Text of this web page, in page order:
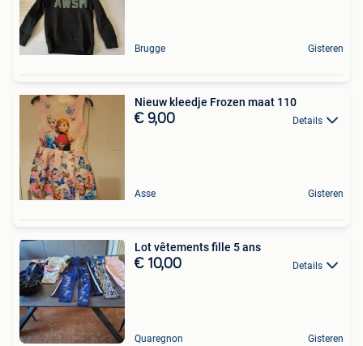
Brugge Gisteren
Nieuw kleedje Frozen maat 110
€ 9,00 Details
Asse Gisteren
Lot vêtements fille 5 ans
€ 10,00 Details
Quaregnon Gisteren